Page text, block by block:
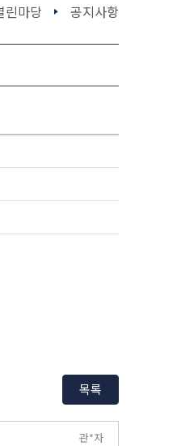
린마당 공지사항
목록
관*자